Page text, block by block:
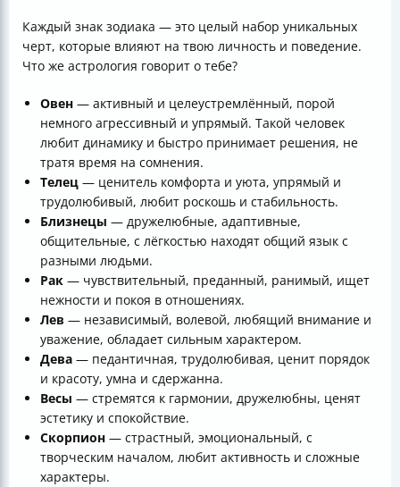
Каждый знак зодиака — это целый набор уникальных
черт, которые влияют на твою личность и поведение.
Что же астрология говорит о тебе?
Овен — активный и целеустремлённый, порой
немного агрессивный и упрямый. Такой человек
любит динамику и быстро принимает решения, не
тратя время на сомнения.
Телец — ценитель комфорта и уюта, упрямый и
трудолюбивый, любит роскошь и стабильность.
Близнецы — дружелюбные, адаптивные,
общительные, с лёгкостью находят общий язык с
разными людьми.
Рак — чувствительный, преданный, ранимый, ищет
нежности и покоя в отношениях.
Лев — независимый, волевой, любящий внимание и
уважение, обладает сильным характером.
Дева — педантичная, трудолюбивая, ценит порядок
и красоту, умна и сдержанна.
Весы — стремятся к гармонии, дружелюбны, ценят
эстетику и спокойствие.
Скорпион — страстный, эмоциональный, с
творческим началом, любит активность и сложные
характеры.